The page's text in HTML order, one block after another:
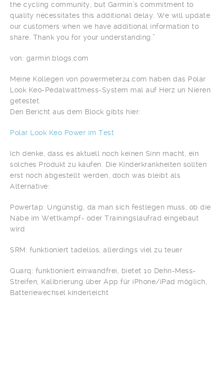
the cycling community, but Garmin’s commitment to
quality necessitates this additional delay. We will update
our customers when we have additional information to
share. Thank you for your understanding.”
von: garmin.blogs.com
Meine Kollegen von powermeter24.com haben das Polar
Look Keo-Pedalwattmess-System mal auf Herz un Nieren
getestet.
Den Bericht aus dem Block gibts hier:
Polar Look Keo Power im Test
Ich denke, dass es aktuell noch keinen Sinn macht, ein
solches Produkt zu kaufen. Die Kinderkrankheiten sollten
erst noch abgestellt werden, doch was bleibt als
Alternative:
Powertap: Ungünstig, da man sich festlegen muss, ob die
Nabe im Wettkampf- oder Trainingslaufrad eingebaut
wird
SRM: funktioniert tadellos, allerdings viel zu teuer
Quarq: funktioniert einwandfrei, bietet 10 Dehn-Mess-
Streifen, Kalibrierung über App für iPhone/iPad möglich,
Batteriewechsel kinderleicht